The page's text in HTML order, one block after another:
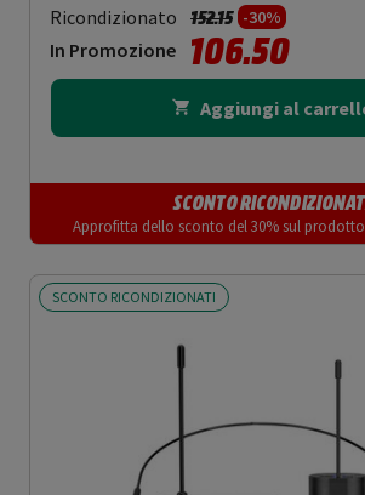
Ricondizionato Prezzo ridotto da
152.15a-30%
In Promozione 106.50
Aggiungi al
SCONTO
Approfitta dello sconto del 30% sul
SCONTO RICONDIZIONATI